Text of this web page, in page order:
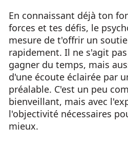
En connaissant déjà ton
forces et tes défis, le
mesure de t'offrir un
rapidement. Il ne s'agit
gagner du temps, mais
d'une écoute éclairée par
préalable. C'est un peu
bienveillant, mais avec
l'objectivité nécessaires
mieux.